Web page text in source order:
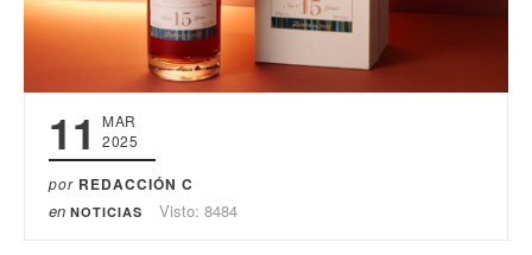
11
MAR
2025
por REDACCIÓN C
en NOTICIAS Visto: 8484